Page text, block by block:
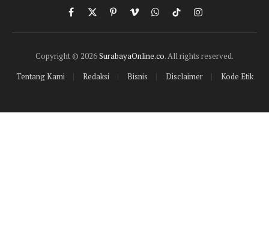
Facebook
X
(Twitter)
PinterestVimeoWhatsApp
TikTokInstagram
Copyright © 2026SurabayaOnline.co. All rights reserved.
Tentang Kami
Redaksi Bisnis Disclaimer Kode Etik